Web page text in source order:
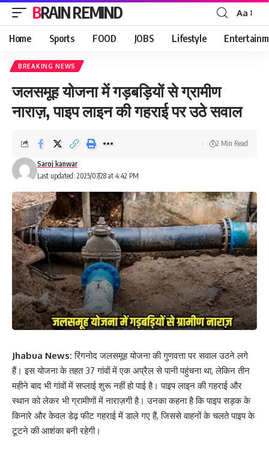
BRAIN REMIND
Font
Resizer
Aa
Home Sports FOOD JOBS Lifestyle
BREAKING NEWS
जलसमूह योजना में गड़बड़ियों से ग्रामीण
नाराज़, पाइप लाइन की गहराई पर उठे सवाल
Last updated: 2025/07/28 at 4:42 PM
Saroj kanwar
2 Min Read
Jhabua News:रिंगनोद जलसमूह योजना की गुणवत्ता पर सवाल उठने लगे
हैं। इस योजना के तहत 37 गांवों में एक अप्रैल से पानी पहुंचना था, लेकिन तीन
महीने बाद भी गांवों में सप्लाई शुरू नहीं हो पाई है। पाइप लाइन की गहराई और
स्थान को लेकर भी ग्रामीणों में नाराज़गी है। उनका कहना है कि पाइप सड़क के
किनारे और केवल डेढ़ फीट गहराई में डाले गए हैं, जिससे वाहनों के चलते पाइप के
टूटने की आशंका बनी रहेगी।